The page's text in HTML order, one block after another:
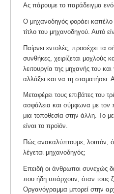
Ας πάρουμε το παράδειγμα
Ο μηχανοδηγός φοράει καπέλο
τίτλο του μηχανοδηγού. Αυτό
Παίρνει εντολές, προσέχει τα
συνθήκες, χειρίζεται μοχλούς
λειτουργία της μηχανής του
αλλάξει και να τη σταματήσει.
Μεταφέρει τους επιβάτες του
ασφάλεια και σύμφωνα με τον
μια τοποθεσία στην άλλη. Το
είναι το προϊόν.
Πώς ανακαλύπτουμε, λοιπόν,
λέγεται μηχανοδηγός;
Επειδή οι άνθρωποι συνεχώς
που ήδη υπάρχουν, όταν τους
Οργανόγραμμα μπορεί στην